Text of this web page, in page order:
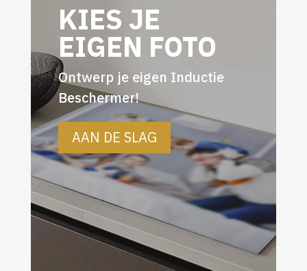
KIES JE
EIGEN FOTO
Ontwerp je eigen Inductie
Beschermer!
AAN DE SLAG